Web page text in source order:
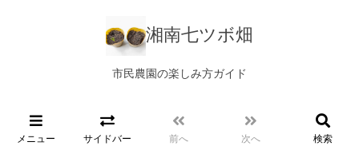
湘南七ツボ畑
市民農園の楽しみ方ガイド
メニュー サイドバー 前へ 次へ 検索